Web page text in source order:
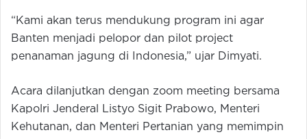
“Kami akan terus mendukung program ini agar
Banten menjadi pelopor dan pilot project
penanaman jagung di Indonesia,” ujar Dimyati.
Acara dilanjutkan dengan zoom meeting bersama
Kapolri Jenderal Listyo Sigit Prabowo, Menteri
Kehutanan, dan Menteri Pertanian yang memimpin